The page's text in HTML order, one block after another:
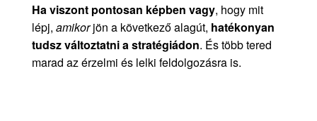
Ha viszont pontosan képben vagy, hogy mit
lépj, amikorjön a következő alagút, hatékonyan
tudsz változtatni a stratégiádon. És több tered
marad az érzelmi és lelki feldolgozásra is.